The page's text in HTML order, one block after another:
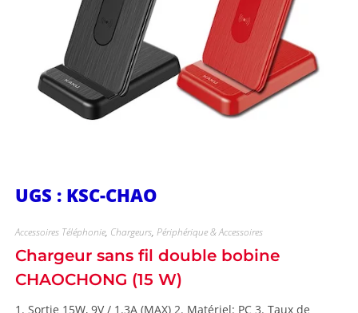
UGS : KSC-CHAO
Accessoires Téléphonie, Chargeurs, Périphérique & Accessoires
Chargeur sans fil double bobine
CHAOCHONG (15 W)
1. Sortie 15W, 9V / 1.3A (MAX) 2. Matériel: PC 3. Taux de